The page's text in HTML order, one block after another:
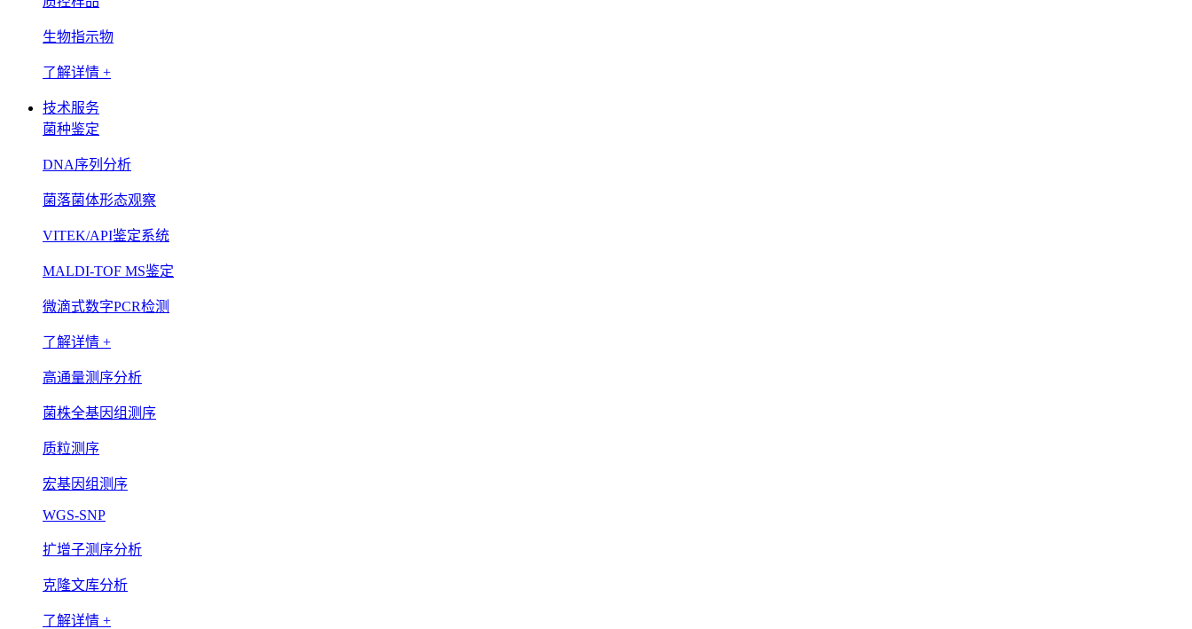
生物指示物
了解详情 +
技术服务
菌种鉴定
DNA序列分析
菌落菌体形态观察
VITEK/API鉴定系统
MALDI-TOF MS鉴定
微滴式数字PCR检测
了解详情 +
高通量测序分析
菌株全基因组测序
质粒测序
宏基因组测序
WGS-SNP
扩增子测序分析
克隆文库分析
了解详情 +